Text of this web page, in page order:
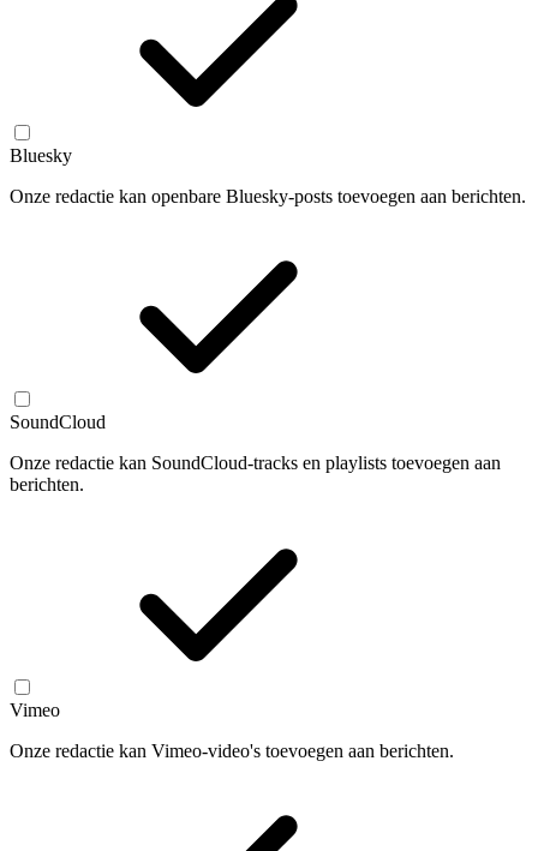
Bluesky
Onze redactie kan openbare Bluesky-posts toevoegen aan berichten.
SoundCloud
Onze redactie kan SoundCloud-tracks en playlists toevoegen aan
berichten.
Vimeo
Onze redactie kan Vimeo-video's toevoegen aan berichten.